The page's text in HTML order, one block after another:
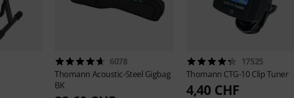
6078
Thomann Acoustic-Steel Gigbag
BK
17525
Thomann CTG-10 Clip Tuner
4,40 CHF